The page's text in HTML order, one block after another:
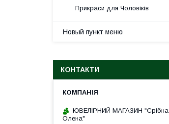
Прикраси для Чоловіків
Новый пункт меню
КОНТАКТИ
ЮВЕЛІРНИЙ МАГАЗИН "Срібна
Олена"